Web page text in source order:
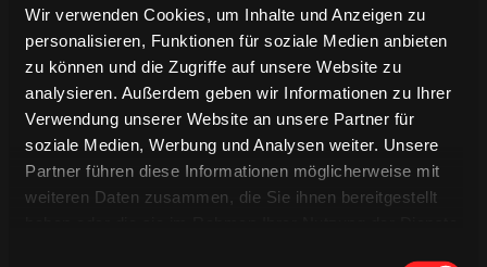
Wir verwenden Cookies, um Inhalte und Anzeigen zu
personalisieren, Funktionen für soziale Medien anbieten
zu können und die Zugriffe auf unsere Website zu
analysieren. Außerdem geben wir Informationen zu Ihrer
Verwendung unserer Website an unsere Partner für
soziale Medien, Werbung und Analysen weiter. Unsere
Partner führen diese Informationen möglicherweise mit
weiteren Daten zusammen, die Sie ihnen bereitgestellt